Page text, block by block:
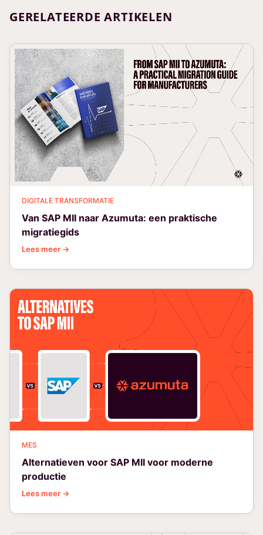
GERELATEERDE ARTIKELEN
DIGITALE TRANSFORMATIE
Van SAP MII naar Azumuta: een praktische
migratiegids
Lees meer →
MES
Alternatieven voor SAP MII voor moderne
productie
Lees meer →